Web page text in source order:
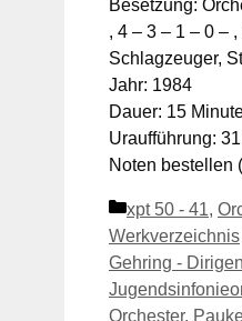
Besetzung:
, 4 – 3 – 1 – 0 –
Schlagzeuger,
Jahr: 1984
Dauer: 15
Uraufführung:
Noten bestellen
Kategorien
xpt 50 - 41,
Werkverzeichnis
Gehring -
Orchester,